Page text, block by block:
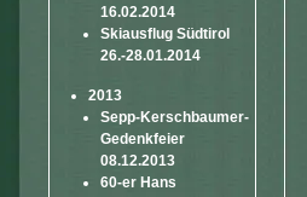
16.02.2014
Skiausflug Südtirol
26.-28.01.2014
2013
Sepp-Kerschbaumer-
Gedenkfeier
08.12.2013
60-er Hans